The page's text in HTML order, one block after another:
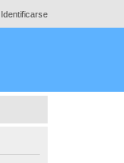
Identificarse